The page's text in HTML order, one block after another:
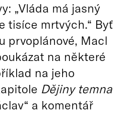
„Vláda má jasný
tisíce mrtvých.“ Byť
prvoplánové, Macl
na některé
na jeho
Dějiny temna
a komentář